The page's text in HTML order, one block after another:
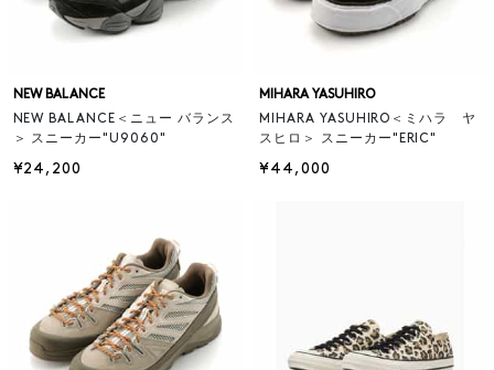
NEW BALANCE
NEW BALANCE＜ニュー バランス
＞ スニーカー"U9060"
¥24,200
MIHARA YASUHIRO
MIHARA YASUHIRO＜ミハラ ヤ
スヒロ＞ スニーカー"ERIC"
¥44,000